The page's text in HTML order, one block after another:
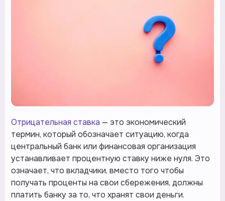
Отрицательная ставка — это экономический
термин, который обозначает ситуацию, когда
центральный банк или финансовая организация
устанавливает процентную ставку ниже нуля. Это
означает, что вкладчики, вместо того чтобы
получать проценты на свои сбережения, должны
платить банку за то, что хранят свои деньги.